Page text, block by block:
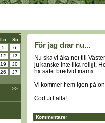
Lö
Sö
5
6
12
13
19
20
26
27
>>
För jag drar nu...
Nu ska vi åka ner till
ju kanske inte lika roligt.
ha sätet bredvid mams.
Vi kommer hem igen på
God Jul alla!
Kommentarer